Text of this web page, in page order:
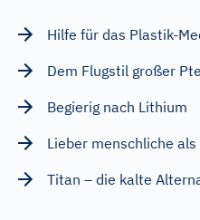
Hilfe für das Plastik-
Dem Flugstil großer
Begierig nach Lithium
Lieber menschliche
Titan – die kalte